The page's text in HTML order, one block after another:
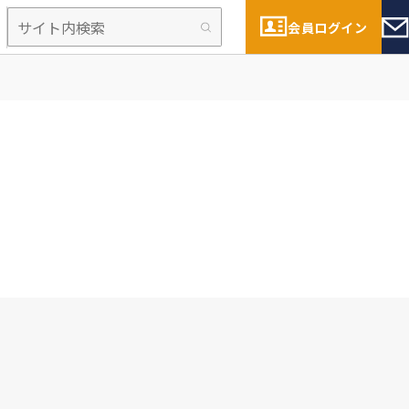
会員ログイン